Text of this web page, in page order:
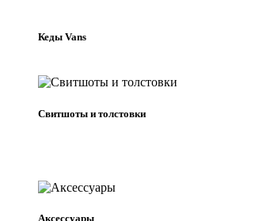
Кеды Vans
Свитшоты и толстовки
Аксессуары